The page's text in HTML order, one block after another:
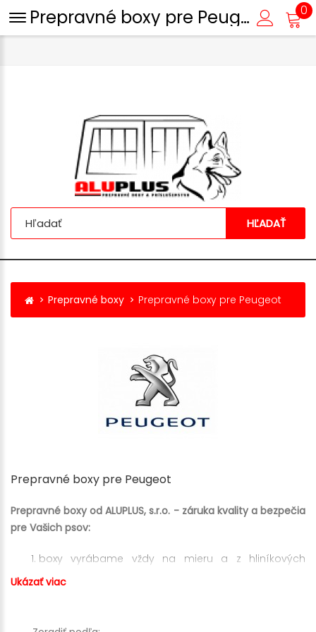
0
HĽADAŤ
Prepravné boxy Prepravné boxy pre Peugeot
Prepravné boxy pre Peugeot
Prepravné boxy od ALUPLUS, s.r.o. - záruka kvality a bezpečia
pre Vašich psov:
boxy vyrábame vždy na mieru a z hliníkových
profilov, čo zaručuje dlhú životnosť, pohodlie,
psa o ostré časti
Ukázať viac
Prepravné boxy pre Peugeot